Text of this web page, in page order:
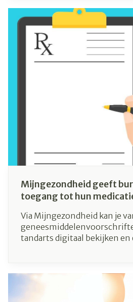
deurknoppen, toiletten,
vele andere situaties. Hoe en
jouw handen wassen? Lees
kan doen om ziektes te
Mijngezondheid geeft
toegang tot hun
Via Mijngezondheid kan je
tandarts digitaal bekijken
die minister De Block begin